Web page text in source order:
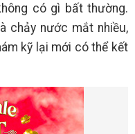
có gì bất thường.
chảy nước mắt nhiều,
kỹ lại mới có thể kết